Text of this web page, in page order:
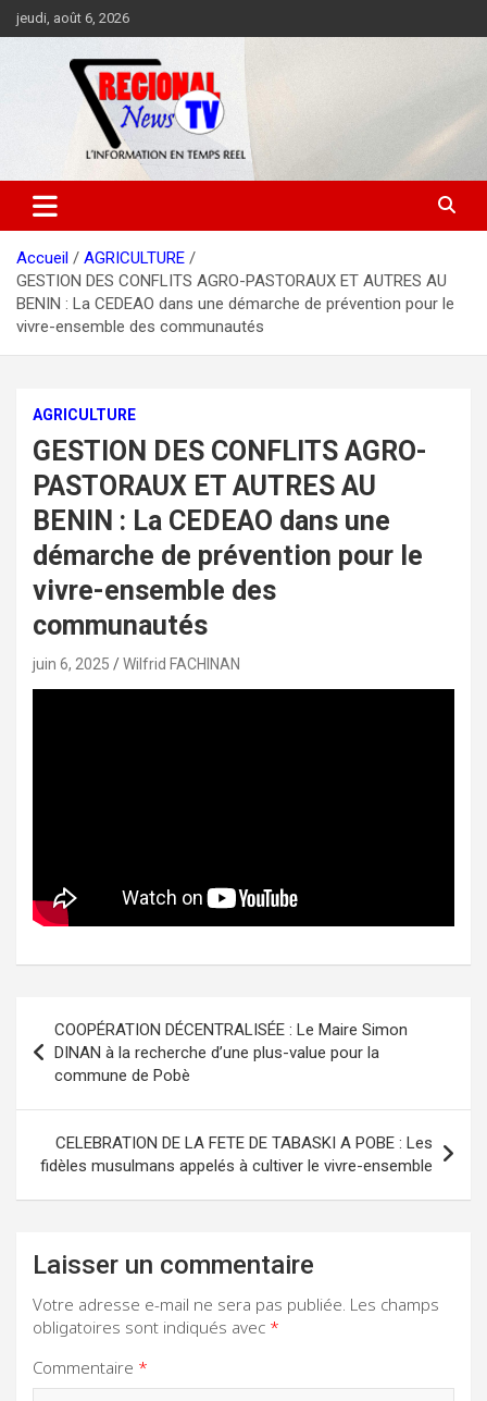
Aller
au
jeudi, août 6, 2026
Accueil
AGRICULTURE
GESTION DES CONFLITS AGRO-PASTORAUX ET AUTRES AU
BENIN : La CEDEAO dans une démarche de prévention pour le
vivre-ensemble des communautés
AGRICULTURE
GESTION DES CONFLITS AGRO-
PASTORAUX ET AUTRES AU
BENIN : La CEDEAO dans une
démarche de prévention pour le
vivre-ensemble des
communautés
juin 6, 2025 Wilfrid FACHINAN
Navigation
de
l’article
COOPÉRATION DÉCENTRALISÉE : Le Maire Simon
DINAN à la recherche d’une plus-value pour la
commune de Pobè
CELEBRATION DE LA FETE DE TABASKI A POBE : Les
fidèles musulmans appelés à cultiver le vivre-ensemble
Laisser un commentaire
Votre adresse e-mail ne sera pas publiée. Les champs
obligatoires sont indiqués avec *
Commentaire *